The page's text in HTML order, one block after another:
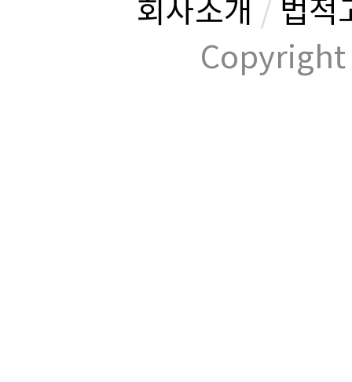
Copyright